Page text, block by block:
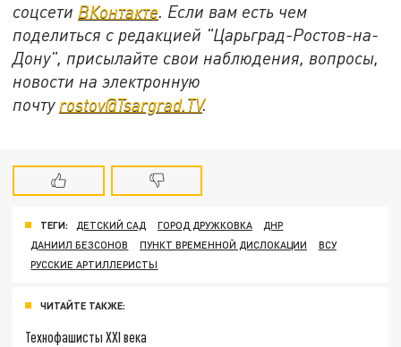
соцсети ВКонтакте. Если вам есть чем
поделиться с редакцией "Царьград-Ростов-на-
Дону", присылайте свои наблюдения, вопросы,
новости на электронную
почту rostov@Tsargrad.ТV.
ТЕГИ: ДЕТСКИЙ САД ГОРОД ДРУЖКОВКА
ДНР
ДАНИИЛ БЕЗСОНОВ
ПУНКТ ВРЕМЕННОЙ ДИСЛОКАЦИИ
ВСУ
РУССКИЕ АРТИЛЛЕРИСТЫ
ЧИТАЙТЕ ТАКЖЕ:
Технофашисты XXI века